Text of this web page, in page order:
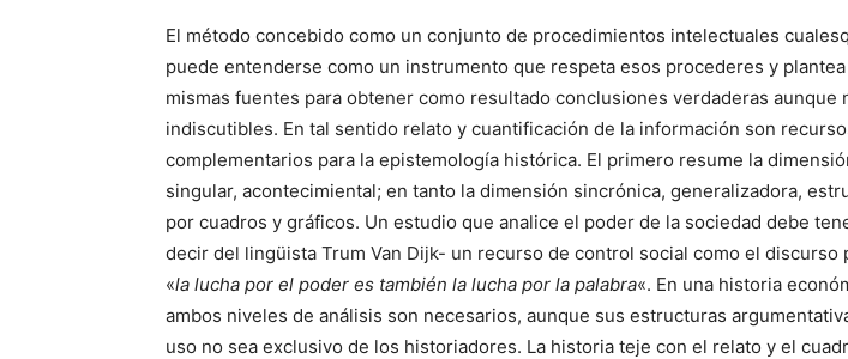
El método concebido como un conjunto de procedimientos intelectuales
puede entenderse como un instrumento que respeta esos procederes y
mismas fuentes para obtener como resultado conclusiones verdaderas aunque
indiscutibles. En tal sentido relato y cuantificación de la información son
complementarios para la epistemología histórica. El primero resume la
singular, acontecimiental; en tanto la dimensión sincrónica, generalizadora,
por cuadros y gráficos. Un estudio que analice el poder de la sociedad debe
decir del lingüista Trum Van Dijk- un recurso de control social como el discurso
«la lucha por el poder es también la lucha por la palabra«. En una historia
ambos niveles de análisis son necesarios, aunque sus estructuras
uso no sea exclusivo de los historiadores. La historia teje con el relato y el